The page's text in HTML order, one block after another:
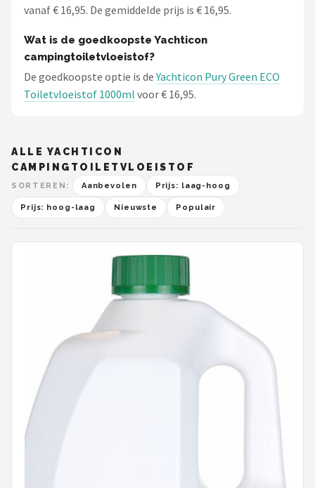
vanaf € 16,95. De gemiddelde prijs is € 16,95.
Wat is de goedkoopste Yachticon
campingtoiletvloeistof?
De goedkoopste optie is deYachticon Pury Green ECO
Toiletvloeistof 1000ml voor € 16,95.
ALLE YACHTICON
CAMPINGTOILETVLOEISTOF
SORTEREN: Aanbevolen Prijs: laag-hoog
Prijs: hoog-laag Nieuwste Populair